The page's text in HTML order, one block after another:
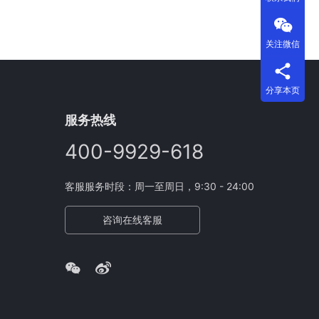
服务热线
400-9929-618
客服服务时段：周一至周日，9:30 - 24:00
咨询在线客服
关注微信
分享本页